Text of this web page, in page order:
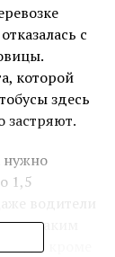
с
которой
здесь
застряют.
нужно
1,5
по таким
кроме